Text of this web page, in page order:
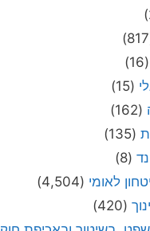
(16)
(15)
(162)
(135)
(8)
לאומי (4,504)
(420)